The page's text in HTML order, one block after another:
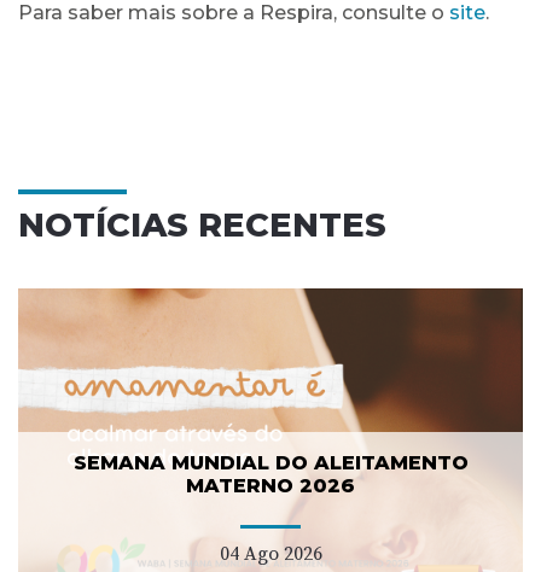
Para saber mais sobre a Respira, consulte o site.
NOTÍCIAS RECENTES
SEMANA MUNDIAL DO ALEITAMENTO
MATERNO 2026
04 Ago 2026